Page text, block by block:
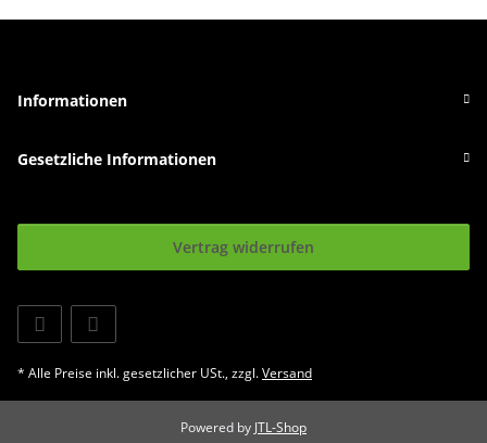
Informationen
Gesetzliche Informationen
Vertrag widerrufen
* Alle Preise inkl. gesetzlicher USt., zzgl.Versand
Powered by JTL-Shop